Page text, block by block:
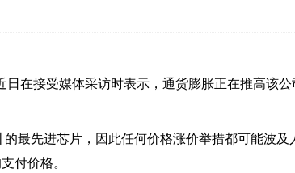
在接受媒体采访时表示，通货膨胀正在推高该
最先进芯片，因此任何价格涨价举措都可能波
付价格。